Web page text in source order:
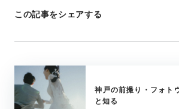
この記事をシェアする
神戸の前撮り・フォト
と知る